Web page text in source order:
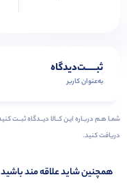
ثبـــــت‌دیدگاه
به‌عنوان کاربر
دریافت کنید.
همچنین شاید علاقه مند باشید